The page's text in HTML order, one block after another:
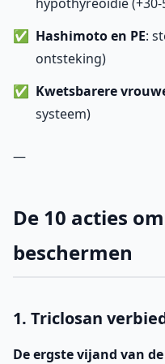
Hashimoto en PE:
ontsteking)
Kwetsbarere
systeem)
—
De 10 acties
beschermen
1. Triclosan
De ergste vijand van